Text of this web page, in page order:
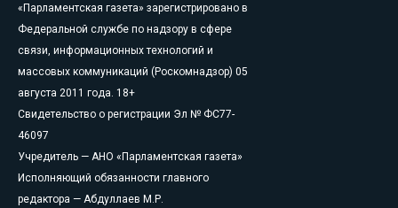
«Парламентская газета» зарегистрировано в
Федеральной службе по надзору в сфере
связи, информационных технологий и
массовых коммуникаций (Роскомнадзор) 05
августа 2011 года. 18+
Свидетельство о регистрации Эл № ФС77-
46097
Учредитель — АНО «Парламентская газета»
Исполняющий обязанности главного
редактора — Абдуллаев М.Р.